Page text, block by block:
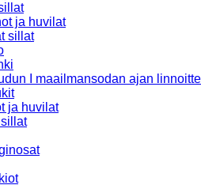
ja huvilat
sillat
I maailmansodan ajan
ja huvilat